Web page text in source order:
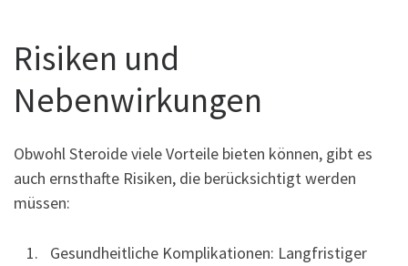
Risiken und
Nebenwirkungen
Obwohl Steroide viele Vorteile bieten können, gibt es
auch ernsthafte Risiken, die berücksichtigt werden
müssen:
Gesundheitliche Komplikationen: Langfristiger